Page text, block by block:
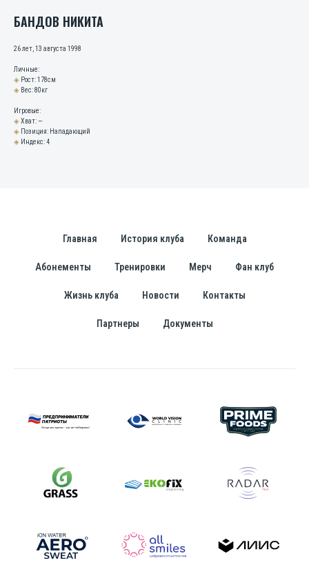
БАНДОВ НИКИТА
26 лет, 13 августа 1998
Личные:
◈ Рост: 178см
◈ Вес: 80кг
Игровые:
◈Хват: —
◈ Позиция: Нападающий
◈ Индекс: 4
Главная История клуба Команда
Абонементы Тренировки Мерч Фан клуб
Жизнь клуба Новости Контакты
Партнеры Документы